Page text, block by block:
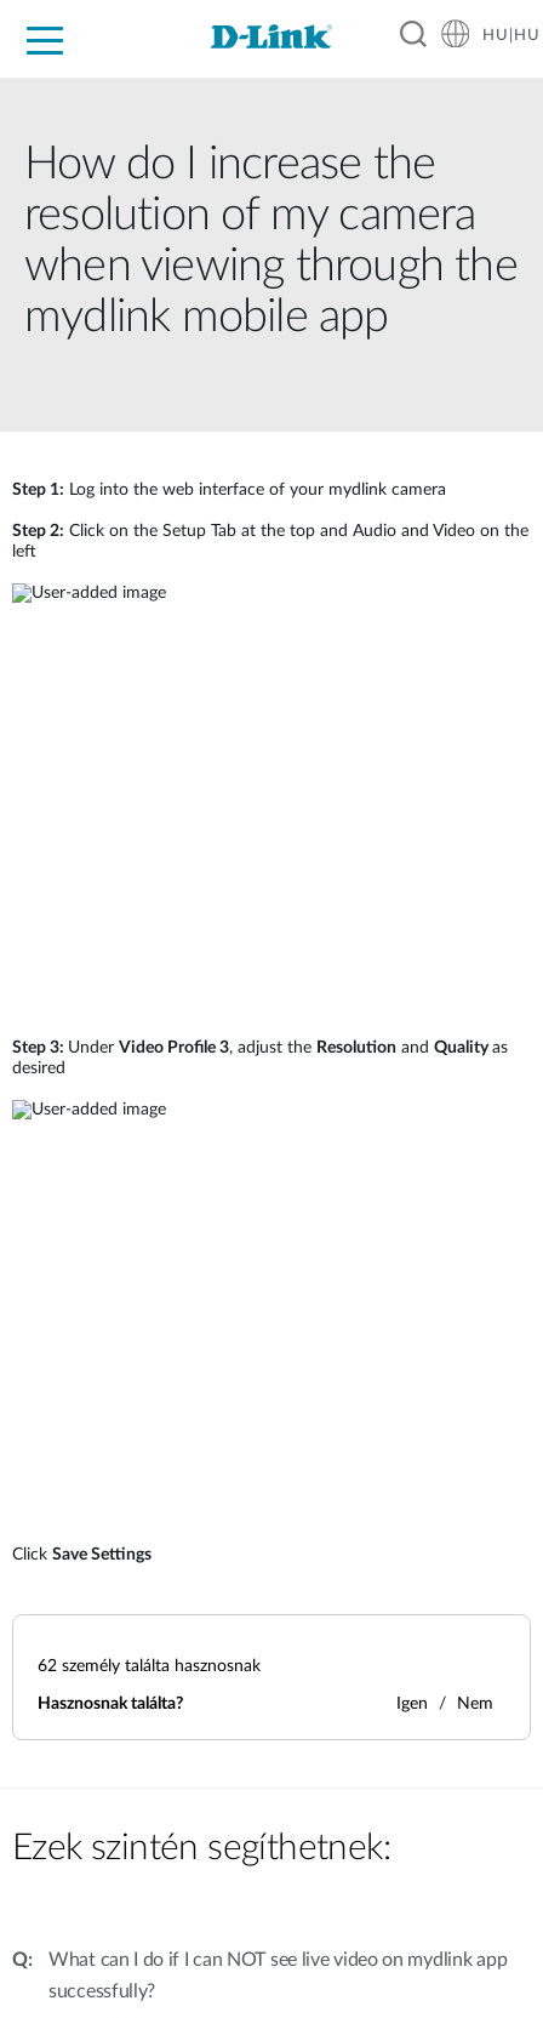
HU|HU
How do I increase the
resolution of my camera
when viewing through the
mydlink mobile app
Step 1: Log into the web interface of your mydlink camera
Step 2: Click on the Setup Tab at the top and Audio and Video on the
left
Step 3: Under Video Profile 3, adjust the Resolution and Qualityas
desired
Click Save Settings
62 személy találta hasznosnak
Hasznosnak találta? Igen Nem
Ezek szintén segíthetnek:
What can I do if I can NOT see live video on mydlink app
successfully?